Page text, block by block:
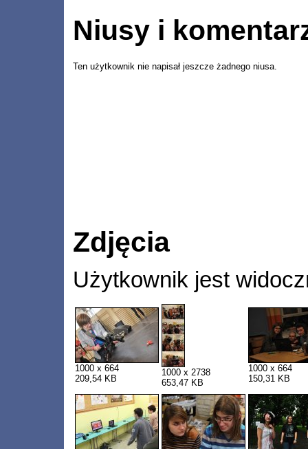
Niusy i
Ten użytkownik nie napisał jeszcze żadnego niusa.
Zdjęcia
Użytkownik jest
1000 x 664
209,54 KB
1000 x 2738
653,47 KB
1000 x 664
150,31 KB